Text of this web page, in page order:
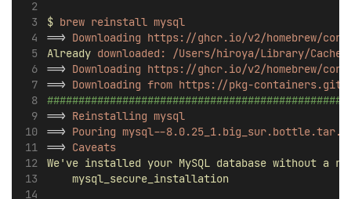
$ brew reinstall mysql
==> Downloading https://ghcr.io/v2/homebrew/
Already downloaded:
/Users/hiroya/Library/Caches/
==> Downloading https://ghcr.io/v2/homebrew/core/
==> Downloading from https://pkg-
==> Reinstalling mysql
==> Pouring mysql--
==> Caveats
We've installed your MySQL database without a
    mysql_secure_installation